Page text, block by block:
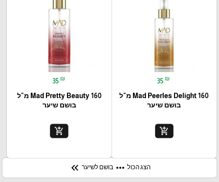
35 ₪
Mad Peerles Delight 160 מ"ל
בושם שיער
add_shopping_cart
35 ₪
Mad Pretty Beauty 160 מ"ל
בושם שיער
add_shopping_cart
הצג הכול more_horiz בושם לשיער keyboard_double_arrow_left